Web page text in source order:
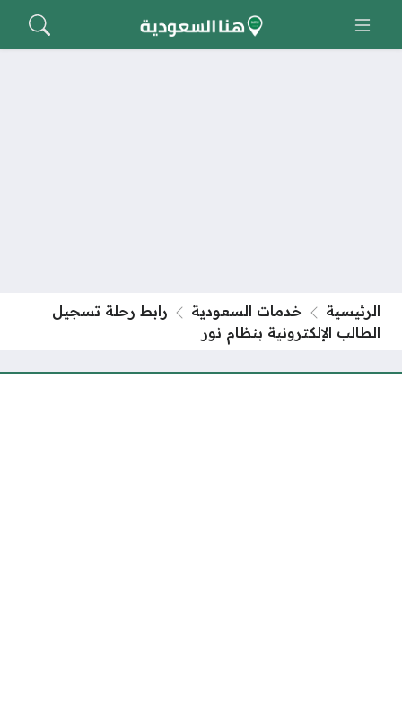
الرئيسية خدمات السعودية
رابط رحلة تسجيل
الطالب الإلكترونية بنظام نور